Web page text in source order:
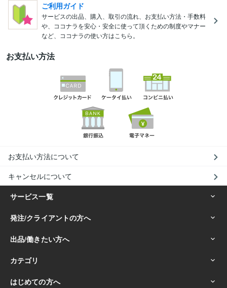
ご利用ガイド
サービスの出品、購入、取引の流れ、お支払い方法・手数料
や、ココナラを安心・安全に使って頂くための制度やマナー
など、ココナラの使い方はこちら。
お支払い方法
お支払い方法について
キャンセルについて